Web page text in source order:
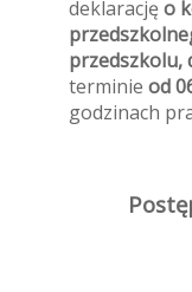
deklarację o
przedszkolu,
terminie od
godzinach